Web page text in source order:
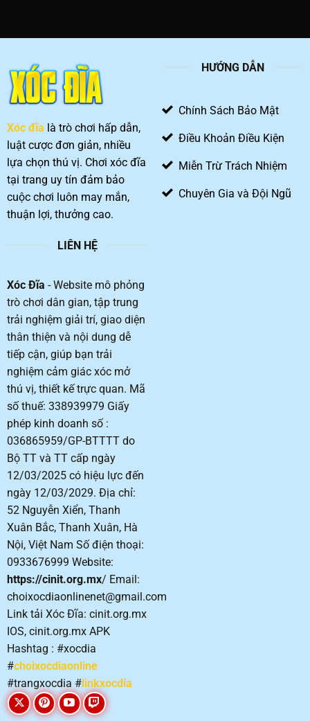
ván
Xóc đĩa là trò chơi hấp dẫn,
luật cược đơn giản, nhiều
lựa chọn thú vị. Chơi xóc đĩa
tại trang uy tín đảm bảo
cuộc chơi luôn may mắn,
thuận lợi, thưởng cao.
HƯỚNG DẪN
Chính Sách Bảo Mật
Điều Khoản Điều Kiện
Miễn Trừ Trách Nhiệm
Chuyên Gia và Đội Ngũ
LIÊN HỆ
Xóc Đĩa - Website mô phỏng
trò chơi dân gian, tập trung
trải nghiệm giải trí, giao diện
thân thiện và nội dung dễ
tiếp cận, giúp bạn trải
nghiệm cảm giác xóc mở
thú vị, thiết kế trực quan. Mã
số thuế: 338939979 Giấy
phép kinh doanh số :
036865959/GP-BTTTT do
Bộ TT và TT cấp ngày
12/03/2025 có hiệu lực đến
ngày 12/03/2029. Địa chỉ:
52 Nguyễn Xiển, Thanh
Xuân Bắc, Thanh Xuân, Hà
Nội, Việt Nam Số điện thoại:
0933676999 Website:
https://cinit.org.mx/ Email:
choixocdiaonlinenet@gmail.com
Link tải Xóc Đĩa: cinit.org.mx
IOS, cinit.org.mx APK
Hashtag : #xocdia
#choixocdiaonline
#trangxocdia #linkxocdia